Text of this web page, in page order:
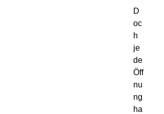
D
oc
h
je
de
Öff
nu
ng
ha